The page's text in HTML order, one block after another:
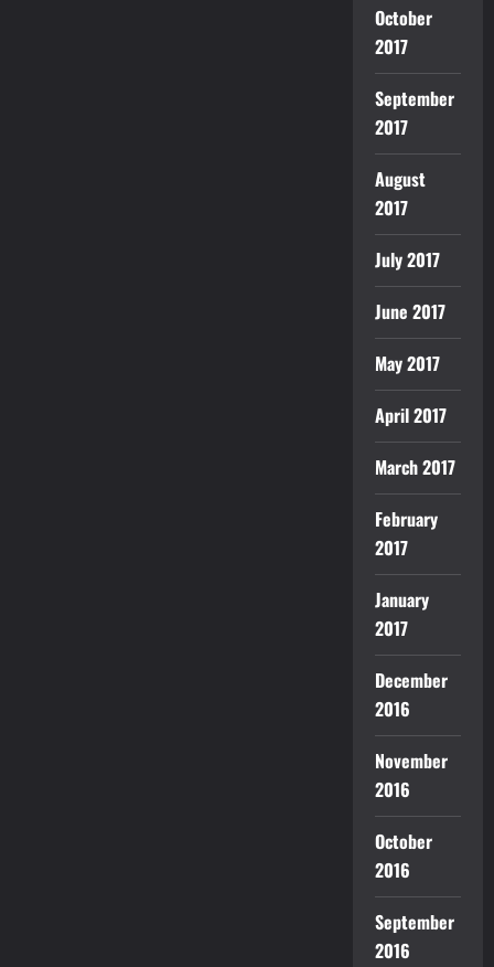
October
2017
September
2017
August
2017
July 2017
June 2017
May 2017
April 2017
March 2017
February
2017
January
2017
December
2016
November
2016
October
2016
September
2016